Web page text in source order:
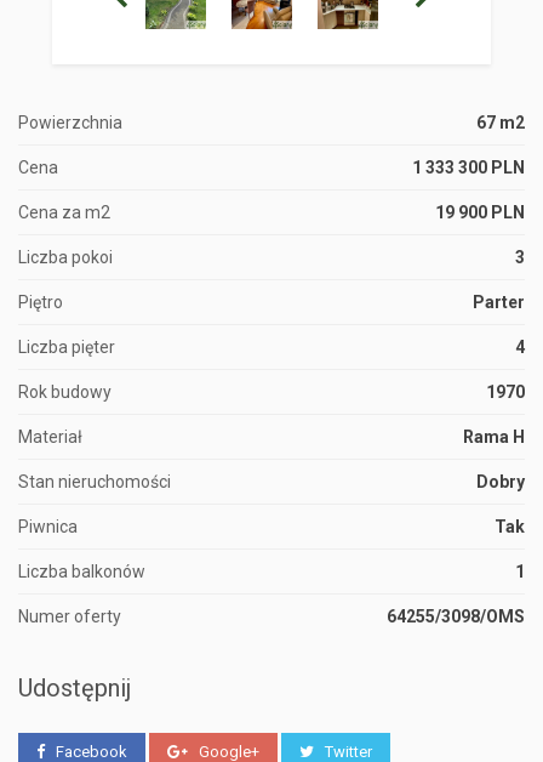
Powierzchnia 67 m2
Cena 1 333 300 PLN
Cena za m2 19 900 PLN
Liczba pokoi 3
Piętro Parter
Liczba pięter 4
Rok budowy 1970
Materiał Rama H
Stan nieruchomości Dobry
Piwnica Tak
Liczba balkonów 1
Numer oferty 64255/3098/OMS
Udostępnij
Facebook Google+ Twitter